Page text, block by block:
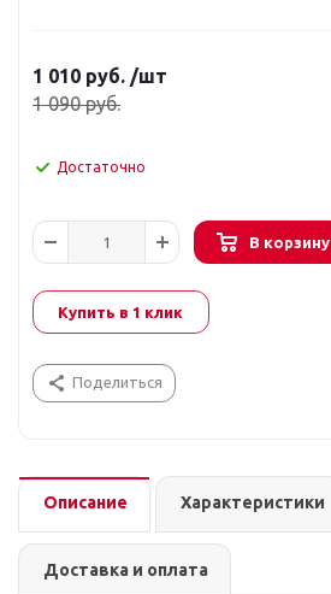
1 010 руб. /шт
1 090руб.
Достаточно
В корзину
Купить в 1 клик
Поделиться
Описание Характеристики
Доставка и оплата